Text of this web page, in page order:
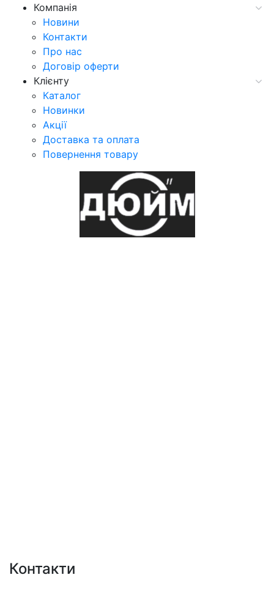
Компанія
Новини
Контакти
Про нас
Договір оферти
Клієнту
Каталог
Новинки
Акції
Доставка та оплата
Повернення товару
Контакти